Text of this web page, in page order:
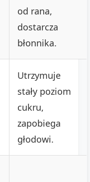
od rana,
dostarcza
błonnika.
Utrzymuje
stały poziom
cukru,
zapobiega
głodowi.